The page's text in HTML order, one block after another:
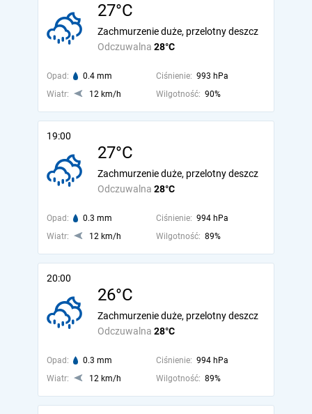
27°C
Odczuwalna 28°C
Zachmurzenie duże, przelotny deszcz
Opad: 0.4 mm Ciśnienie: 993 hPa
Wiatr:
12 km/h Wilgotność: 90%
19:00
27°C
Odczuwalna 28°C
Zachmurzenie duże, przelotny deszcz
Opad: 0.3 mm Ciśnienie: 994 hPa
Wiatr:
12 km/h Wilgotność: 89%
20:00
26°C
Odczuwalna 28°C
Zachmurzenie duże, przelotny deszcz
Opad: 0.3 mm Ciśnienie: 994 hPa
Wiatr:
12 km/h Wilgotność: 89%